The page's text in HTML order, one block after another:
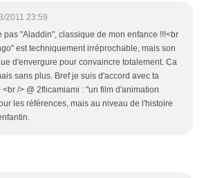
2011 23:59
pas "Aladdin", classique de mon enfance !!!<br
est techniquement irréprochable, mais son
d'envergure pour convaincre totalement. Ca
sans plus. Bref je suis d'accord avec ta
<br /> @ 2flicamiami : "un film d'animation
les références, mais au niveau de l'histoire